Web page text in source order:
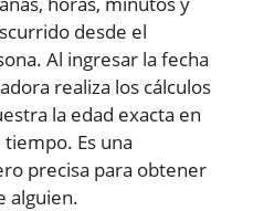
desde el
Al ingresar la fecha
realiza los cálculos
la edad exacta en
Es una
precisa para obtener
alguien.